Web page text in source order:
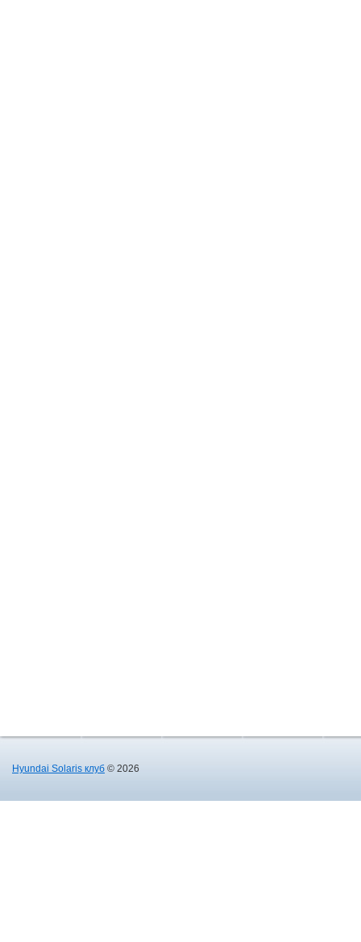
Hyundai Solaris клуб © 2026